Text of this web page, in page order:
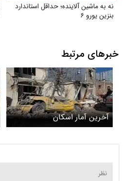
نه به ماشین آلاینده؛ حداقل استاندارد
بنزین یورو ۶
خبرهای مرتبط
آخرین آمار اسکان
آسیب‌دیدگان جنگ رمضان /